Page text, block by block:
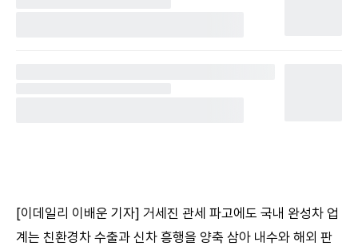
[이데일리 이배운 기자] 거세진 관세 파고에도 국내 완성차 업
계는 친환경차 수출과 신차 흥행을 양축 삼아 내수와 해외 판